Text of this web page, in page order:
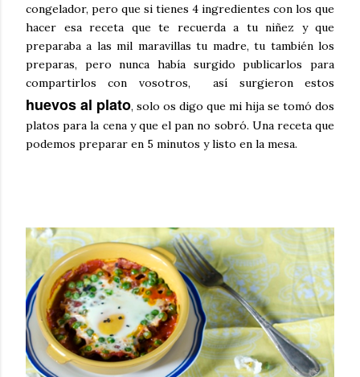
congelador, pero que si tienes 4 ingredientes con los que
hacer esa receta que te recuerda a tu niñez y que
preparaba a las mil maravillas tu madre, tu también los
preparas, pero nunca había surgido publicarlos para
compartirlos con vosotros, así surgieron estos
huevos al plato, solo os digo que mi hija se tomó dos
platos para la cena y que el pan no sobró. Una receta que
podemos preparar en 5 minutos y listo en la mesa.